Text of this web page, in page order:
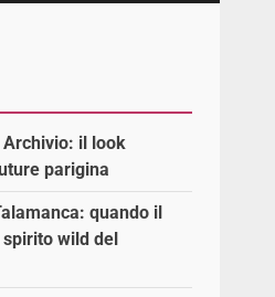
il look
parigina
quando il
wild del